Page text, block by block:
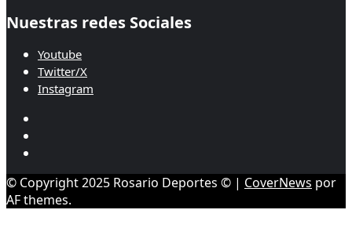
Nuestras redes Sociales
Youtube
Twitter/X
Instagram
© Copyright 2025 Rosario Deportes © | CoverNews por
AF themes.